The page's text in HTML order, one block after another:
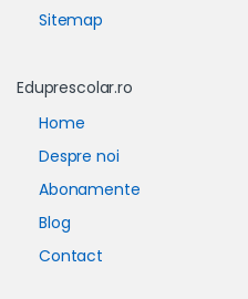
Sitemap
Eduprescolar.ro
Home
Despre noi
Abonamente
Blog
Contact